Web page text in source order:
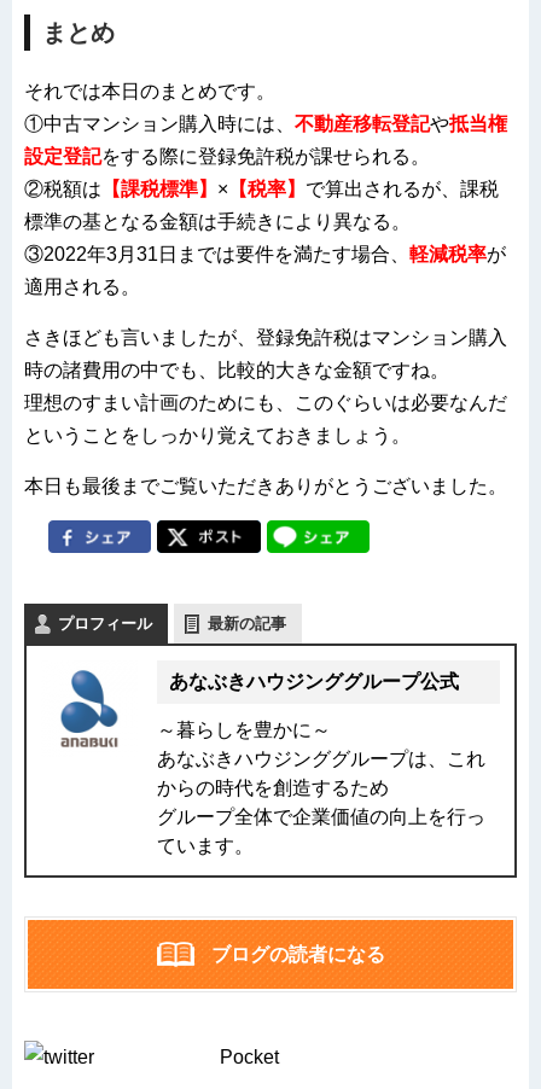
まとめ
それでは本日のまとめです。
①中古マンション購入時には、 不動産移転登記や抵当権
設定登記をする際に登録免許税が課せられる。
②税額は 【課税標準】 × 【税率】 で算出されるが、課税
標準の基となる金額は手続きにより異なる。
③2022年3月31日までは要件を満たす場合、 軽減税率が
適用される。
さきほども言いましたが、登録免許税はマンション購入
時の諸費用の中でも、比較的大きな金額ですね。
理想のすまい計画のためにも、このぐらいは必要なんだ
ということをしっかり覚えておきましょう。
本日も最後までご覧いただきありがとうございました。
プロフィール 最新の記事
あなぶきハウジンググループ公式
～暮らしを豊かに～
あなぶきハウジンググループは、これ
からの時代を創造するため
グループ全体で企業価値の向上を行っ
ています。
ブログの読者になる
Pocket